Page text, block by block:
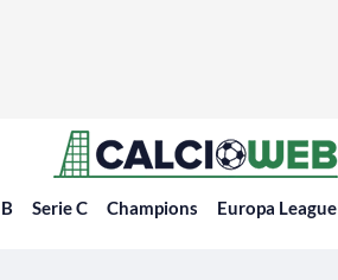
Serie C Champions Europa League